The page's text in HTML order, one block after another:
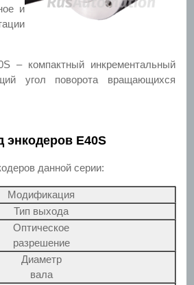
и
– компактный инкрементальный
угол поворота вращающихся
E40S
данной серии:
Модификация
Тип выхода
Оптическое
разрешение
Диаметр
вала